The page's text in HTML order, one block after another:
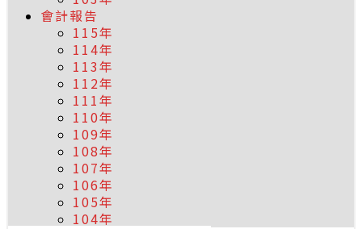
會計報告
115年
114年
113年
112年
111年
110年
109年
108年
107年
106年
105年
104年